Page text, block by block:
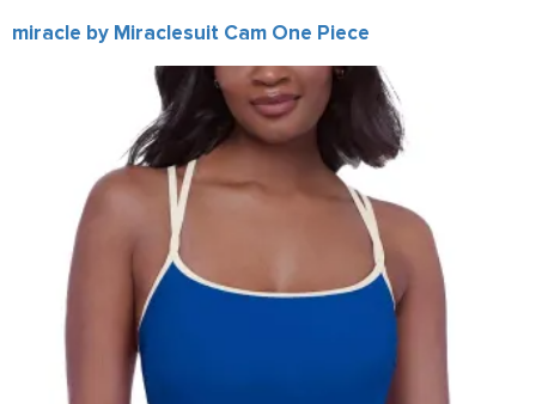
miracle by Miraclesuit Cam One Piece